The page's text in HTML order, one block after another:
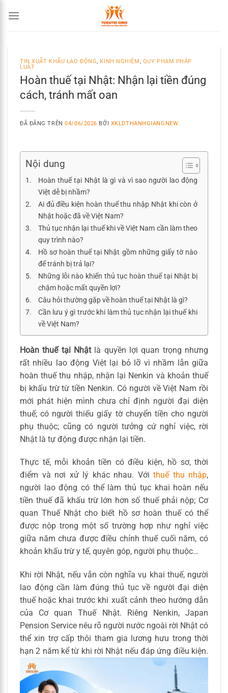
đến
TIN XUẤT KHẨU LAO ĐỘNG, KINH NGHIỆM, QUY PHẠM PHÁP
LUẬT
Hoàn thuế tại Nhật: Nhận lại tiền đúng
cách, tránh mất oan
ĐÃ ĐĂNG TRÊN04/06/2026 BỞI XKLDTHANHGIANGNEW
Nội dung
Hoàn thuế tại Nhật là gì và vì sao người lao động
Việt dễ bị nhầm?
Ai đủ điều kiện hoàn thuế thu nhập Nhật khi còn ở
Nhật hoặc đã về Việt Nam?
Thủ tục nhận lại thuế khi về Việt Nam cần làm theo
quy trình nào?
Hồ sơ hoàn thuế tại Nhật gồm những giấy tờ nào
để tránh bị trả lại?
Những lỗi nào khiến thủ tục hoàn thuế tại Nhật bị
chậm hoặc mất quyền lợi?
Câu hỏi thường gặp về hoàn thuế tại Nhật là gì?
Cần lưu ý gì trước khi làm thủ tục nhận lại thuế khi
về Việt Nam?
Hoàn thuế tại Nhậtlà quyền lợi quan trọng nhưng
rất nhiều lao động Việt lại bỏ lỡ vì nhầm lẫn giữa
hoàn thuế thu nhập, nhận lại Nenkin và khoản thuế
bị khấu trừ từ tiền Nenkin. Có người về Việt Nam rồi
mới phát hiện mình chưa chỉ định người đại diện
thuế; có người thiếu giấy tờ chuyển tiền cho người
phụ thuộc; cũng có người tưởng cứ nghỉ việc, rời
Nhật là tự động được nhận lại tiền.
Thực tế, mỗi khoản tiền có điều kiện, hồ sơ, thời
điểm và nơi xử lý khác nhau. Với thuế thu nhập,
người lao động có thể làm thủ tục khai hoàn nếu
tiền thuế đã khấu trừ lớn hơn số thuế phải nộp; Cơ
quan Thuế Nhật cho biết hồ sơ hoàn thuế có thể
được nộp trong một số trường hợp như nghỉ việc
giữa năm chưa được điều chỉnh thuế cuối năm, có
khoản khấu trừ y tế, quyên góp, người phụ thuộc…
Khi rời Nhật, nếu vẫn còn nghĩa vụ khai thuế, người
lao động cần làm đúng thủ tục về người đại diện
thuế hoặc khai trước khi xuất cảnh theo hướng dẫn
của Cơ quan Thuế Nhật. Riêng Nenkin, Japan
Pension Service nêu rõ người nước ngoài rời Nhật có
thể xin trợ cấp thôi tham gia lương hưu trong thời
hạn 2 năm kể từ khi rời Nhật nếu đáp ứng điều kiện.